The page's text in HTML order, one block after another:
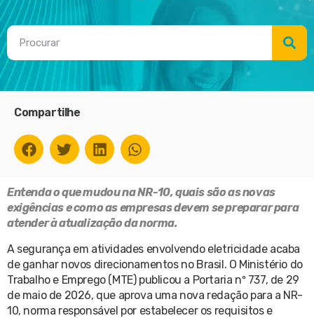
Compartilhe
Entenda o que mudou na NR-10, quais são as novas
exigências e como as empresas devem se preparar para
atender à atualização da norma.
A segurança em atividades envolvendo eletricidade acaba
de ganhar novos direcionamentos no Brasil. O Ministério do
Trabalho e Emprego (MTE) publicou a Portaria nº 737, de 29
de maio de 2026, que aprova uma nova redação para a NR-
10, norma responsável por estabelecer os requisitos e